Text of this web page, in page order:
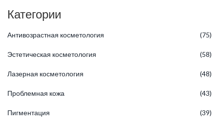
Категории
Антивозрастная косметология (75)
Эстетическая косметология (58)
Лазерная косметология (48)
Проблемная кожа (43)
Пигментация (39)